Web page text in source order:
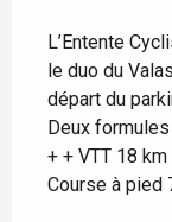
L’Entente
le duo du
départ du
Deux formules
+ + VTT 18 km
Course à pied